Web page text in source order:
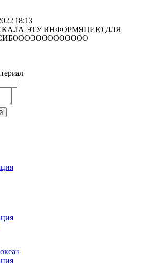
18:13
ЭТУ ИНФОРМЯЦИЮ ДЛЯ